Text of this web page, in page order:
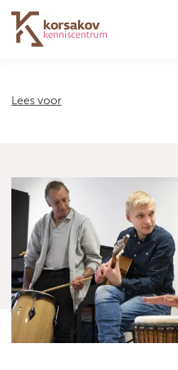
Navigation
Lees voor